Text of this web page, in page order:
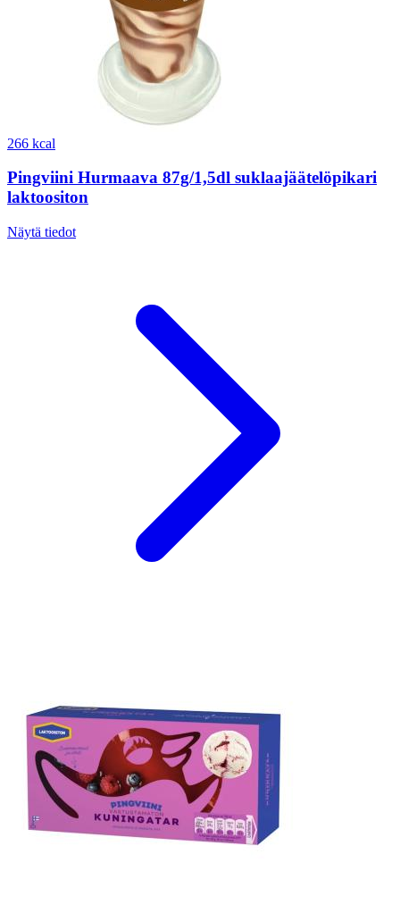
266 kcal
Pingviini Hurmaava 87g/1,5dl suklaajäätelöpikari
laktoositon
Näytä tiedot